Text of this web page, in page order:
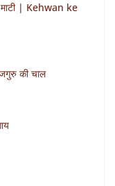
माटी | Kehwan ke
की चाल